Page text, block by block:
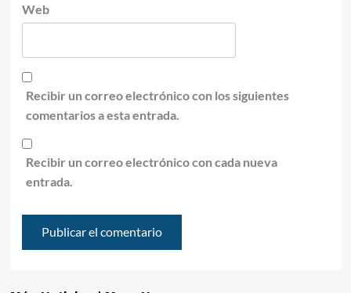
Web
Recibir un correo electrónico con los siguientes
comentarios a esta entrada.
Recibir un correo electrónico con cada nueva
entrada.